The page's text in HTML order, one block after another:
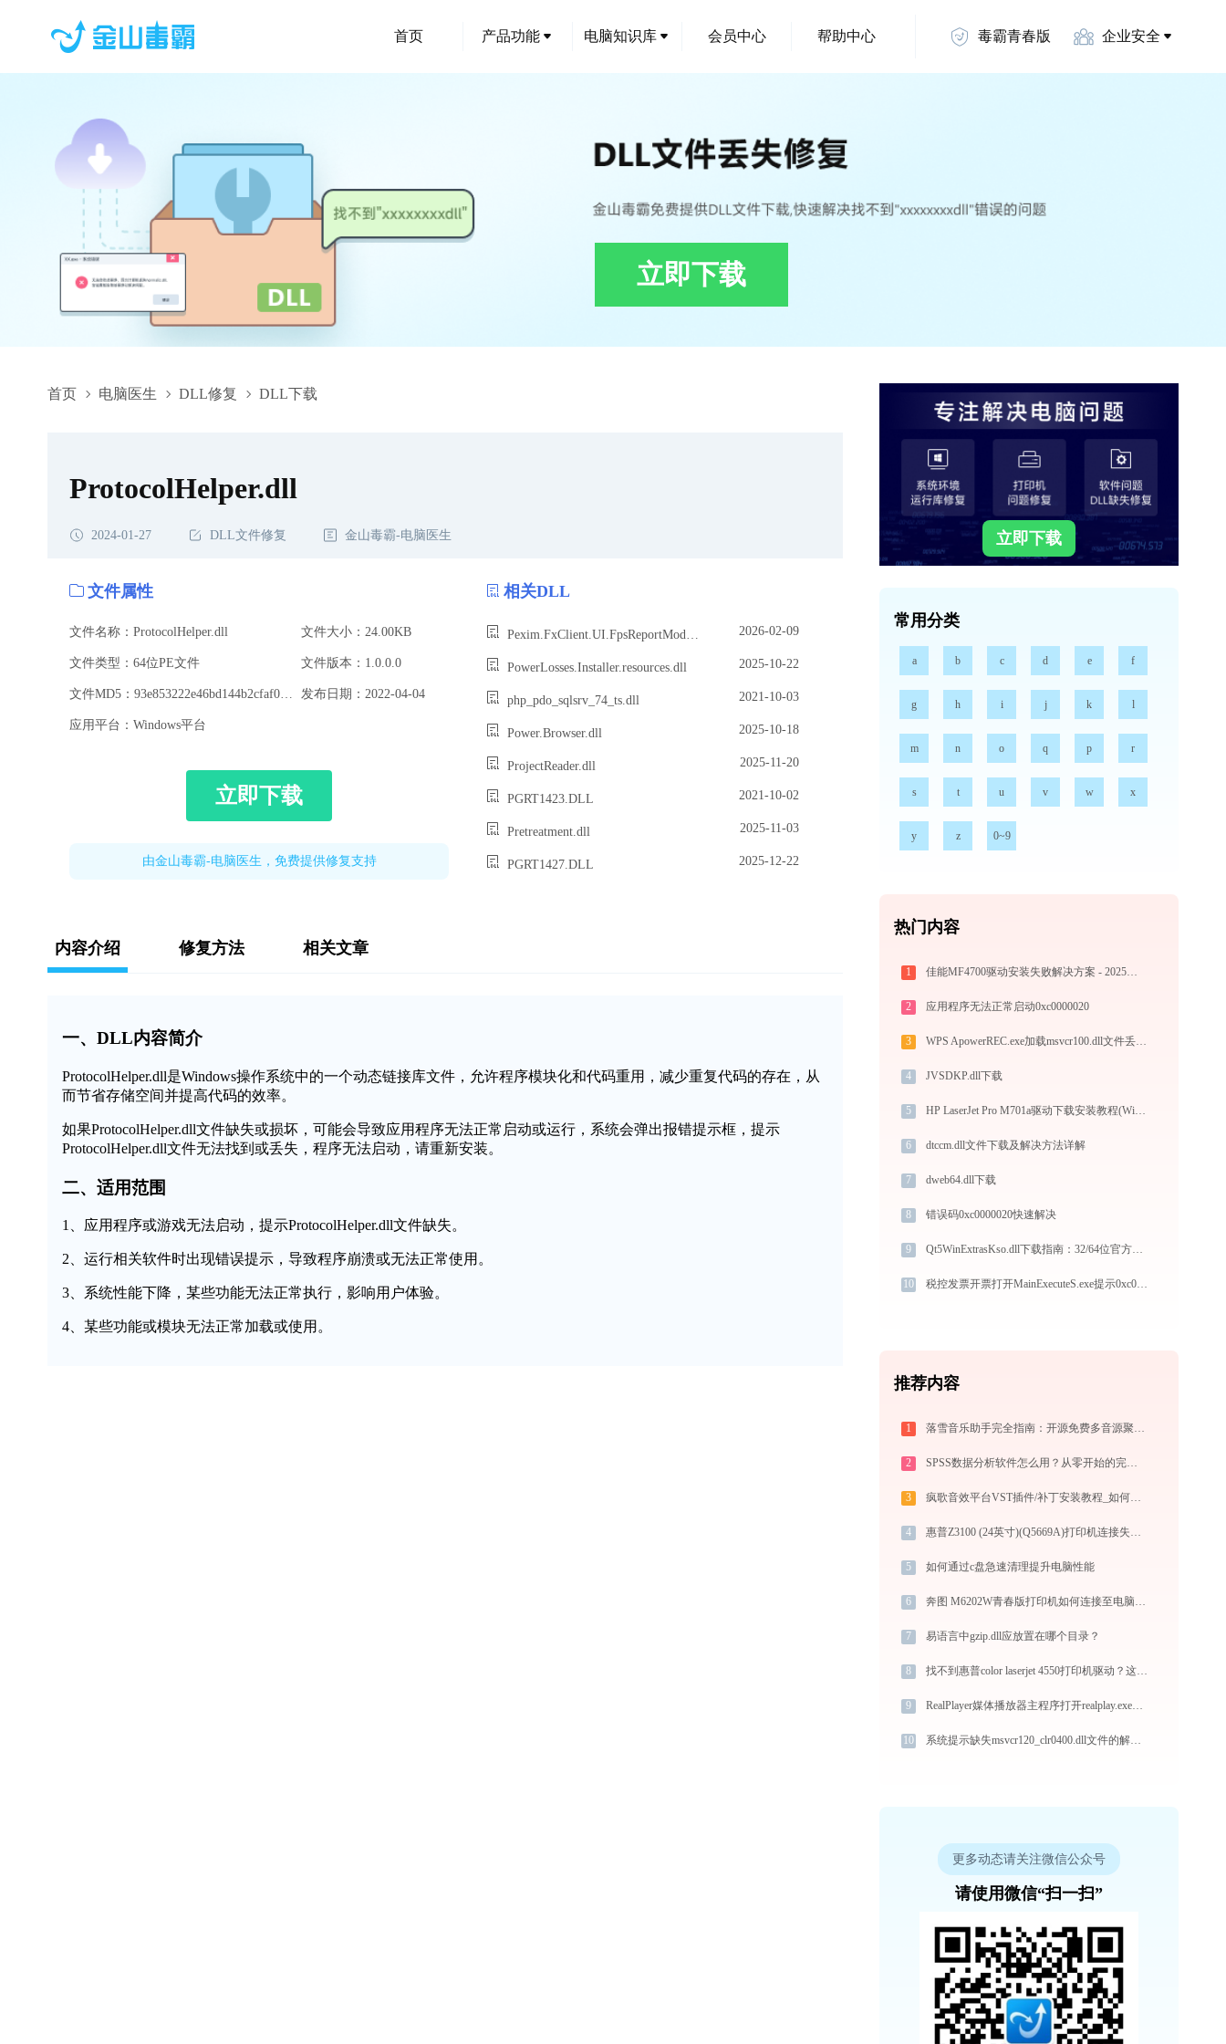
首页 产品功能 电脑知识库 会员中心 帮助中心 毒霸青春版 企业安全
立即下载
首页 电脑医生 DLL修复 DLL下载
ProtocolHelper.dll,ProtocolHelper.dll下载,ProtocolHelper.dll修复
ProtocolHelper.dll
2024-01-27 DLL文件修复 金山毒霸-电脑医生
文件属性
文件名称：ProtocolHelper.dll 文件大小：24.00KB
文件类型：64位PE文件 文件版本：1.0.0.0
发布日期：2022-04-04
应用平台：Windows平台
立即下载
由金山毒霸-电脑医生，免费提供修复支持
相关DLL
Pexim.FxClient.UI.FpsReportModule.dll 2026-02-09
PowerLosses.Installer.resources.dll 2025-10-22
php_pdo_sqlsrv_74_ts.dll 2021-10-03
Power.Browser.dll 2025-10-18
ProjectReader.dll 2025-11-20
PGRT1423.DLL 2021-10-02
Pretreatment.dll 2025-11-03
PGRT1427.DLL 2025-12-22
内容介绍 修复方法 相关文章
一、DLL内容简介
ProtocolHelper.dll是Windows操作系统中的一个动态链接库文件，允许程序模块化和代码重用，减少重复代码的存在，从
而节省存储空间并提高代码的效率。
如果ProtocolHelper.dll文件缺失或损坏，可能会导致应用程序无法正常启动或运行，系统会弹出报错提示框，提示
ProtocolHelper.dll文件无法找到或丢失，程序无法启动，请重新安装。
二、适用范围
1、应用程序或游戏无法启动，提示ProtocolHelper.dll文件缺失。
2、运行相关软件时出现错误提示，导致程序崩溃或无法正常使用。
3、系统性能下降，某些功能无法正常执行，影响用户体验。
4、某些功能或模块无法正常加载或使用。
立即下载
常用分类
a b c d e f
g h i j k l
m n o q p r
s t u v w x
y z 0~9
热门内容
1 佳能MF4700驱动安装失败解决方案 - 2025最新版兼容Win11
2 应用程序无法正常启动0xc0000020
3 WPS ApowerREC.exe加载msvcr100.dll文件丢失处理办法
4 JVSDKP.dll下载
5 HP LaserJet Pro M701a驱动下载安装教程(Win10/Win11)
6 dtccm.dll文件下载及解决方法详解
7 dweb64.dll下载
8 错误码0xc0000020快速解决
9 Qt5WinExtrasKso.dll下载指南：32/64位官方免费版解决DLL缺失问题
10 税控发票开票打开MainExecuteS.exe提示0xc000000d错误码怎么办
推荐内容
1 落雪音乐助手完全指南：开源免费多音源聚合音乐播放器的安装、配置与使用技巧（2026最新）
2 SPSS数据分析软件怎么用？从零开始的完整操作指南（附实战案例）
3 疯歌音效平台VST插件/补丁安装教程_如何加载插件效果包
4 惠普Z3100 (24英寸)(Q5669A)打印机连接失败？快速解决方法 - 金山毒霸
5 如何通过c盘急速清理提升电脑性能
6 奔图 M6202W青春版打印机如何连接至电脑？-金山毒霸
7 易语言中gzip.dll应放置在哪个目录？
8 找不到惠普color laserjet 4550打印机驱动？这篇全面下载安装指南帮到你
9 RealPlayer媒体播放器主程序打开realplay.exe提示0xc00000fd错误码怎么办
10 系统提示缺失msvcr120_clr0400.dll文件的解决方法
更多动态请关注微信公众号
请使用微信“扫一扫”